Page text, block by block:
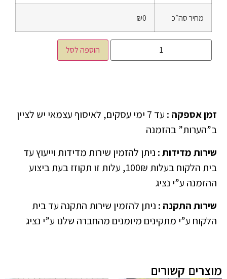
מחיר סה״כ ₪0
הוספה לסל
זמן אספקה :
עד 7 ימי עסקים, לאיסוף עצמאי יש לציין
ב”הערות” בהזמנה
שירות מדידות: ניתן להזמין שירות מדידות וייעוץ עד
בית הלקוח בעלות 100₪, עלות זו תקוזז בעת ביצוע
ההזמנה ע”י נציג
שירות התקנה : ניתן להזמין שירות התקנה עד בית
הלקוח ע”י מתקינים מיומנים מהחברה שלנו ע”י נציג
מוצרים קשורים